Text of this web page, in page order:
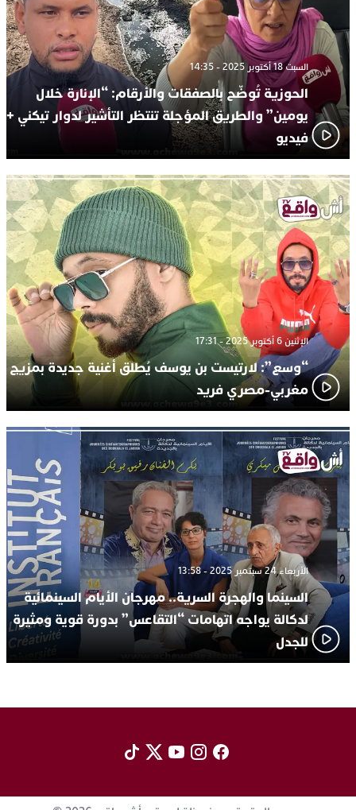
السبت 18 أكتوبر 2025 - 14:35
الحوزية تُوضّح بالصفقات والأرقام: “الإنارة خلال
يومين” والطريق المؤجلة تنتظر التأشير لدوار تيكني +
فيديو
الإثنين 6 أكتوبر 2025 - 17:31
“وسع”: لارتيست بن يوسف يُطلق أغنية جديدة بمزيج
مغربي-مصري فريد
الأربعاء 24 سبتمبر 2025 - 13:58
السينما والهجرة السرية.. مهرجان الأيام السينمائية
لدكالة يواجه اتهامات “التقاعس” بدورة قوية ومثيرة
للجدل